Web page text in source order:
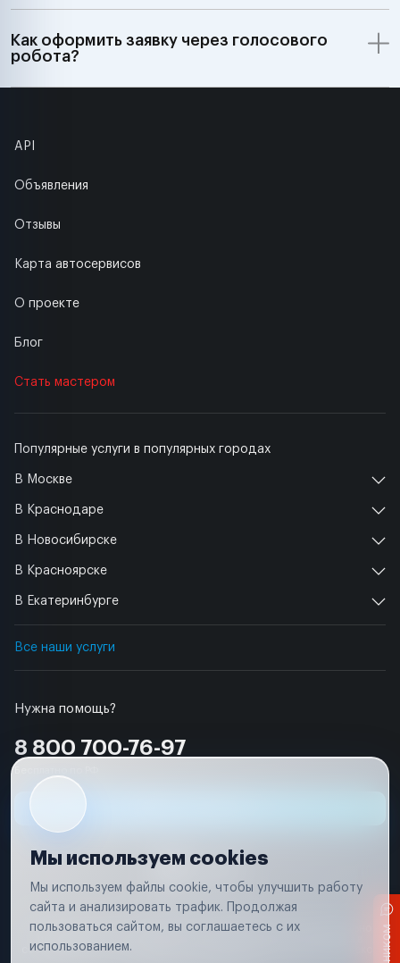
Как оформить заявку через голосового
робота?
Нужна помощь?
8 800 700-76-97
Популярные услуги в популярных городах
В Москве
В Краснодаре
В Новосибирске
В Красноярске
В Екатеринбурге
Все наши услуги
API
Объявления
Отзывы
Карта автосервисов
О проекте
Блог
Стать мастером
Условия использования
Вся информация, представленная на сайте, носит исключительно
соответствии с положениями статьи 437 (п. 2) Гражданского кодекса
Мы используем cookies
Мы используем файлы cookie, чтобы улучшить работу
сайта и анализировать трафик. Продолжая
пользоваться сайтом, вы соглашаетесь с их
использованием.